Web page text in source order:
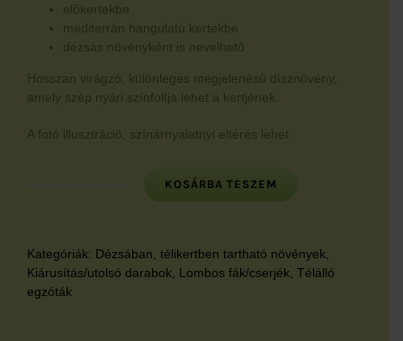
előkertekbe
mediterrán hangulatú kertekbe
dézsás növényként is nevelhető
Hosszan virágzó, különleges megjelenésű dísznövény,
amely szép nyári színfoltja lehet a kertjének.
A fotó illusztráció, színárnyalatnyi eltérés lehet.
1m-
es
KOSÁRBA TESZEM
Kategóriák: Dézsában, télikertben tartható növények
Kiárusítás/utolsó darabok
Lombos fák/cserjék Télálló
egzóták